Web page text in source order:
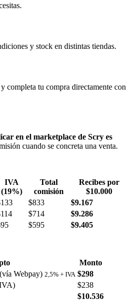
y stock en distintas tiendas.
completa tu compra directamente con
en el marketplace de Scry es
cuando se concreta una venta.
IVA
(19%)
Total
comisión
Recibes por
$10.000
$833
$9.167
$714
$9.286
$595 $9.405
Monto
Webpay) 2,5% + IVA $298
$238
$10.536